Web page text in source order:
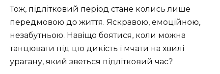
Тож, підлітковий період стане колись лише
передмовою до життя. Яскравою, емоційною,
незабутньою. Навіщо боятися, коли можна
танцювати під цю дикість і мчати на хвилі
урагану, який зветься підлітковий час?